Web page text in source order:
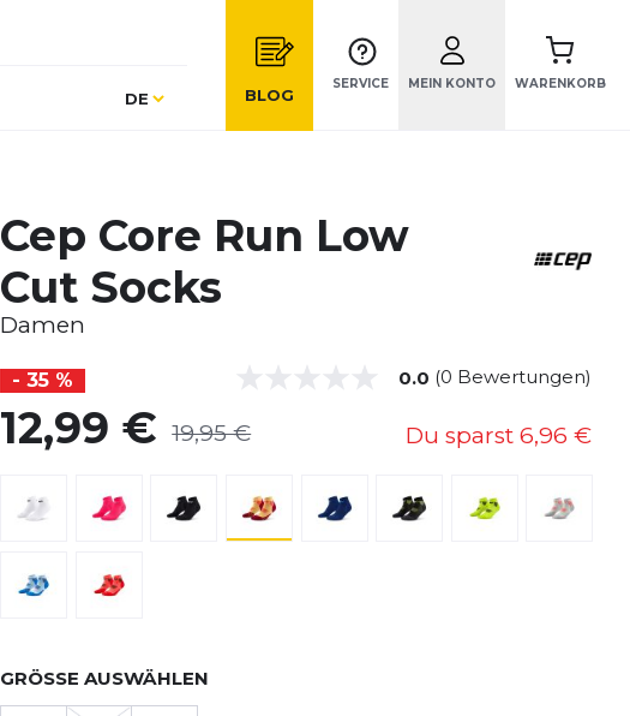
Sprache
DE BLOG
SERVICE MEIN KONTO WARENKORB
Cep Core Run Low
Cut Socks
Damen
- 35 % 0.0 (0 Bewertungen)
12,99 € 19,95 € Du sparst 6,96 €
GRÖSSE AUSWÄHLEN